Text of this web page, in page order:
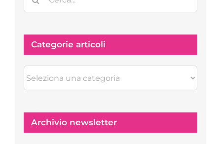
per:
Categorie articoli
articoli
Archivio newsletter